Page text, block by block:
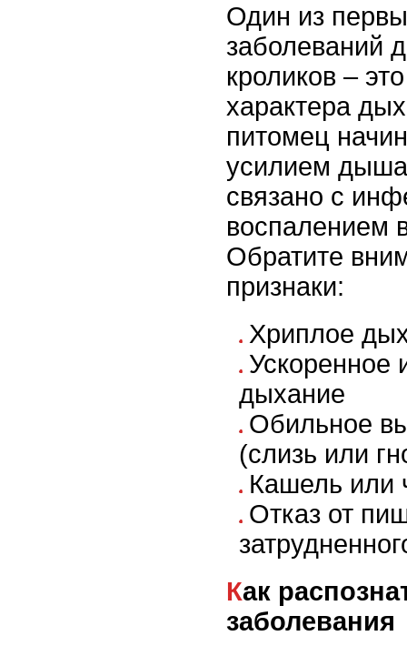
Один из
заболеваний
кроликов –
характера
питомец
усилием
связано с
воспалением
Обратите
признаки:
Хриплое
Ускоренное
дыхание
Обильное
(слизь или
Кашель или
Отказ от
Как распознать и лечить
заболевания